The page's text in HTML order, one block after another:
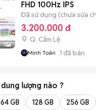
1
FHD 100Hz IPS
Đã sử dụng (chưa sửa
3.200.000 đ
Q. Cẩm Lệ
Minh Toàn 1 đã bán
dung lượng nào ?
64 GB 128 GB 256 GB